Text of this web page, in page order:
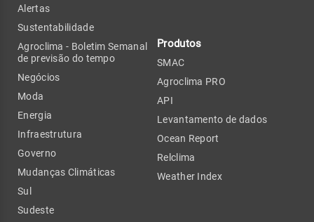
Alertas
Sustentabilidade
Agroclima - Boletim Semanal
de previsão do tempo
Negócios
Moda
Energia
Infraestrutura
Governo
Mudanças Climáticas
Sul
Sudeste
Produtos
SMAC
Agroclima PRO
API
Levantamento de dados
Ocean Report
Relclima
Weather Index